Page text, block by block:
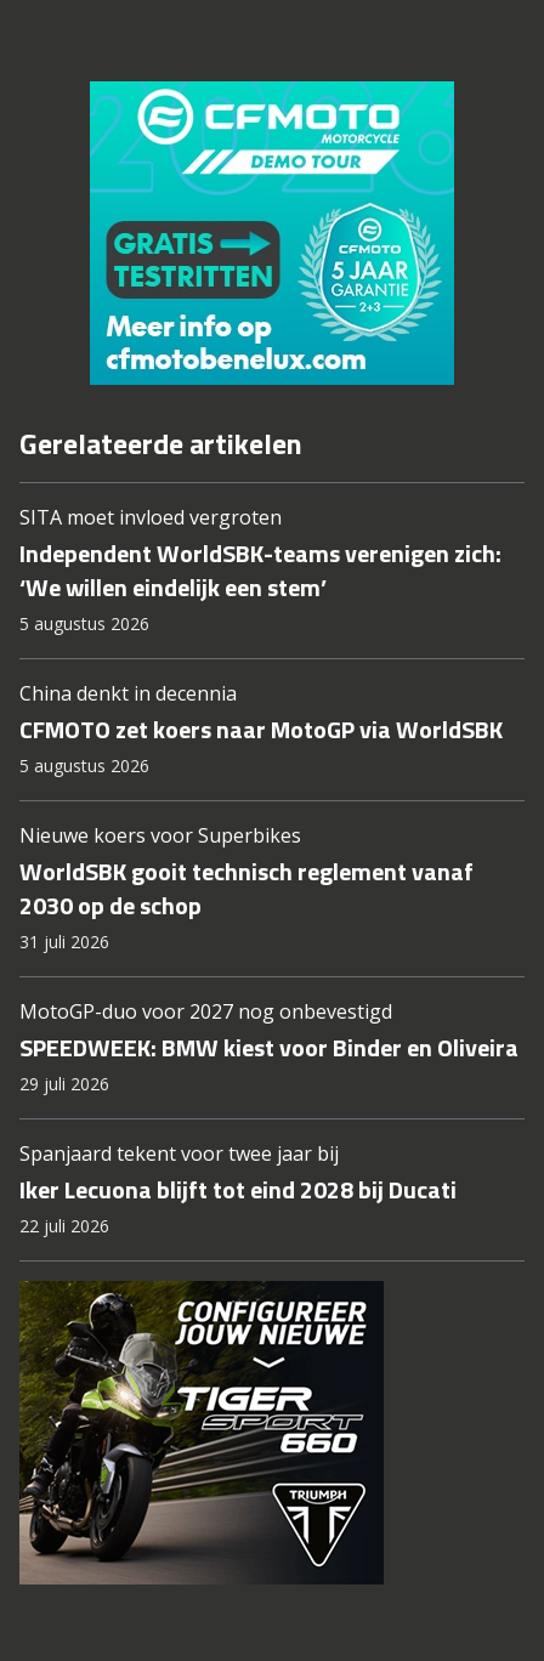
Gerelateerde artikelen
SITA moet invloed vergroten
Independent WorldSBK-teams verenigen zich:
‘We willen eindelijk een stem’
5 augustus 2026
China denkt in decennia
CFMOTO zet koers naar MotoGP via WorldSBK
5 augustus 2026
Nieuwe koers voor Superbikes
WorldSBK gooit technisch reglement vanaf
2030 op de schop
31 juli 2026
MotoGP-duo voor 2027 nog onbevestigd
SPEEDWEEK: BMW kiest voor Binder en Oliveira
29 juli 2026
Spanjaard tekent voor twee jaar bij
Iker Lecuona blijft tot eind 2028 bij Ducati
22 juli 2026